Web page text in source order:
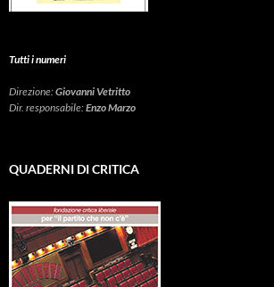
Tutti i numeri
Direzione:Giovanni Vetritto
Dir. responsabile:Enzo Marzo
QUADERNI DI CRITICA